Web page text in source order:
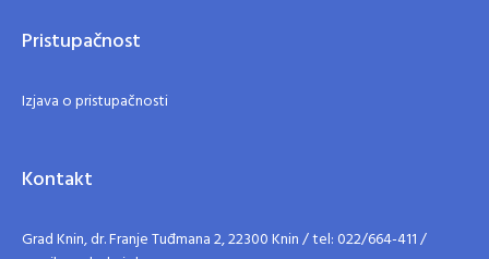
Pristupačnost
Izjava o pristupačnosti
Kontakt
Grad Knin, dr. Franje Tuđmana 2, 22300 Knin / tel: 022/664-411 /